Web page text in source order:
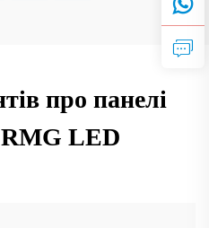
про панелі
RMG LED